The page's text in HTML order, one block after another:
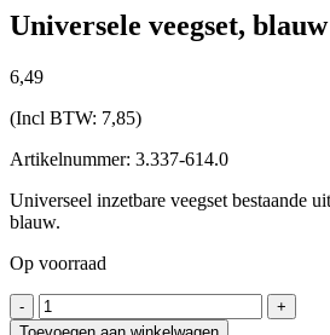
Universele veegset, blauw
6,49
(Incl BTW: 7,85)
Artikelnummer: 3.337-614.0
Universeel inzetbare veegset bestaande
blauw.
Op voorraad
-
Universele
veegset,
+